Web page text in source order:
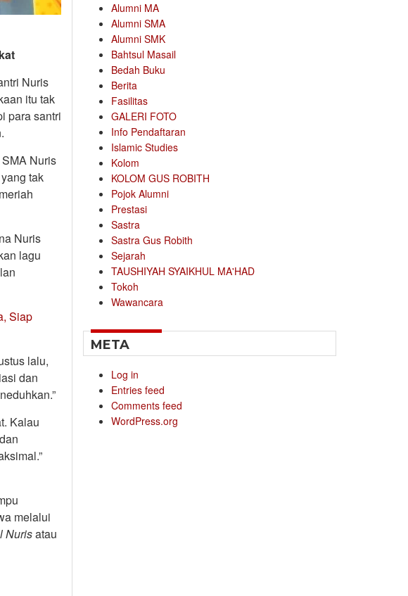
Nuris
itu tak
para santri
Nuris
tak
Nuris
lagu
Siap
lalu,
dan
Kalau
melalui
Nurisatau
Alumni MA
Alumni SMA
Alumni SMK
Bahtsul Masail
Bedah Buku
Berita
Fasilitas
GALERI FOTO
Info Pendaftaran
Islamic Studies
Kolom
KOLOM GUS ROBITH
Pojok Alumni
Prestasi
Sastra
Sastra Gus Robith
Sejarah
TAUSHIYAH SYAIKHUL MA'HAD
Tokoh
Wawancara
META
Log in
Entries feed
Comments feed
WordPress.org